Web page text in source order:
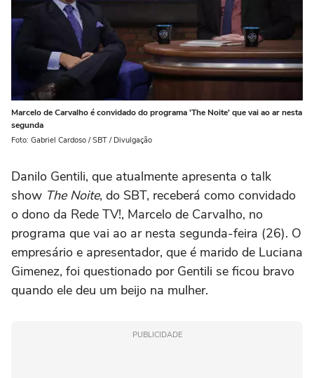
Marcelo de Carvalho é convidado do programa 'The Noite' que vai ao ar nesta
segunda
Foto: Gabriel Cardoso / SBT / Divulgação
Danilo Gentili, que atualmente apresenta o talk
show The Noite, do SBT, receberá como convidado
o dono da Rede TV!, Marcelo de Carvalho, no
programa que vai ao ar nesta segunda-feira (26). O
empresário e apresentador, que é marido de Luciana
Gimenez, foi questionado por Gentili se ficou bravo
quando ele deu um beijo na mulher.
PUBLICIDADE